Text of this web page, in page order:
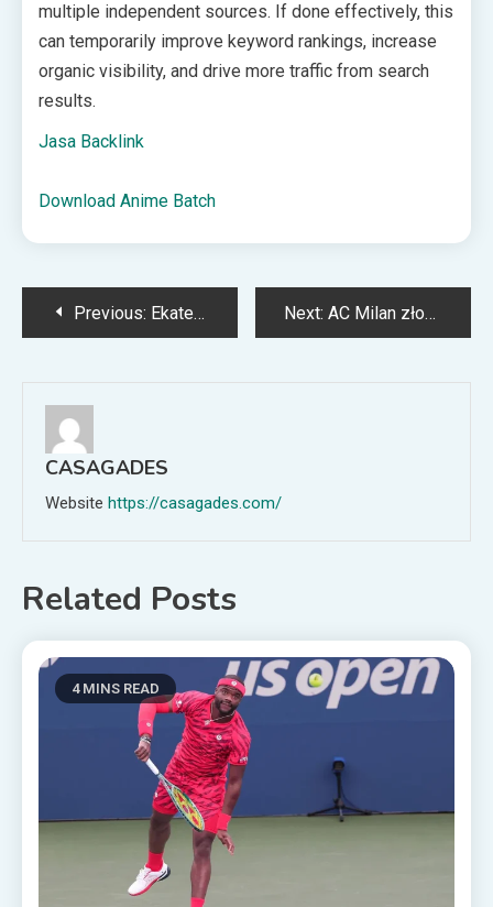
multiple independent sources. If done effectively, this
can temporarily improve keyword rankings, increase
organic visibility, and drive more traffic from search
results.
Jasa Backlink
Download Anime Batch
PostPrevious: Ekaterina Alexandrova – Lanlana Tararudee: na żywo 01.07.26 Next: AC Milan złożył ofertę za napastnika PSG!
CASAGADES
Website https://casagades.com/
Related Posts
4 MINS READ